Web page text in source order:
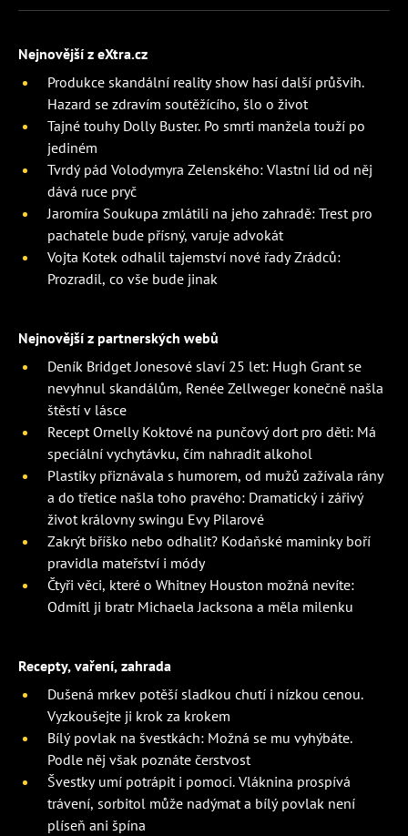
Nejnovější z eXtra.cz
Produkce skandální reality show hasí další průšvih.
Hazard se zdravím soutěžícího, šlo o život
Tajné touhy Dolly Buster. Po smrti manžela touží po
jediném
Tvrdý pád Volodymyra Zelenského: Vlastní lid od něj
dává ruce pryč
Jaromíra Soukupa zmlátili na jeho zahradě: Trest pro
pachatele bude přísný, varuje advokát
Vojta Kotek odhalil tajemství nové řady Zrádců:
Prozradil, co vše bude jinak
Nejnovější z partnerských webů
Deník Bridget Jonesové slaví 25 let: Hugh Grant se
nevyhnul skandálům, Renée Zellweger konečně našla
štěstí v lásce
Recept Ornelly Koktové na punčový dort pro děti: Má
speciální vychytávku, čím nahradit alkohol
Plastiky přiznávala s humorem, od mužů zažívala rány
a do třetice našla toho pravého: Dramatický i zářivý
život královny swingu Evy Pilarové
Zakrýt bříško nebo odhalit? Kodaňské maminky boří
pravidla mateřství i módy
Čtyři věci, které o Whitney Houston možná nevíte:
Odmítl ji bratr Michaela Jacksona a měla milenku
Recepty, vaření, zahrada
Dušená mrkev potěší sladkou chutí i nízkou cenou.
Vyzkoušejte ji krok za krokem
Bílý povlak na švestkách: Možná se mu vyhýbáte.
Podle něj však poznáte čerstvost
Švestky umí potrápit i pomoci. Vláknina prospívá
trávení, sorbitol může nadýmat a bílý povlak není
plíseň ani špína